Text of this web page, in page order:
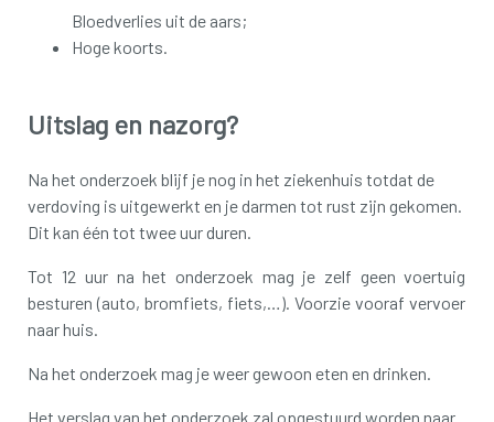
Bloedverlies uit de aars;
Hoge koorts.
Uitslag en nazorg?
Na het onderzoek blijf je nog in het ziekenhuis totdat de
verdoving is uitgewerkt en je darmen tot rust zijn gekomen.
Dit kan één tot twee uur duren.
Tot 12 uur na het onderzoek mag je zelf geen voertuig
besturen (auto, bromfiets, fiets,…). Voorzie vooraf vervoer
naar huis.
Na het onderzoek mag je weer gewoon eten en drinken.
Het verslag van het onderzoek zal opgestuurd worden naar